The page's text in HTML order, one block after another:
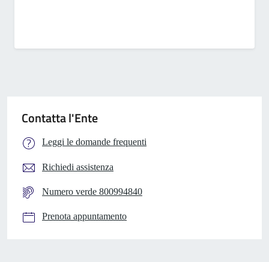
Contatta l'Ente
Leggi le domande frequenti
Richiedi assistenza
Numero verde 800994840
Prenota appuntamento